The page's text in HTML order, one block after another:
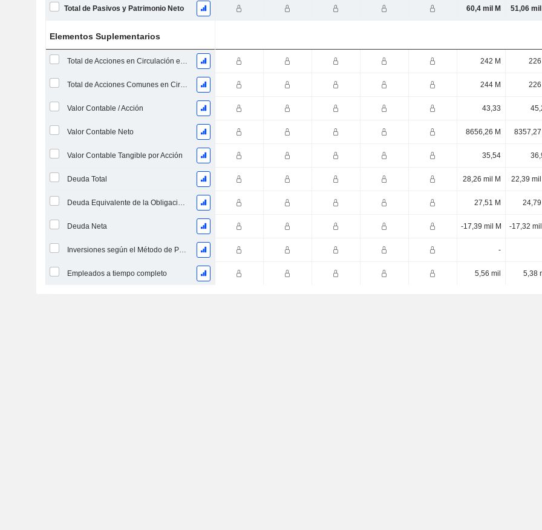
Total de Pasivos y Patrimonio Neto 60,4 mil M 51,06 mil
Elementos Suplementarios
Total de Acciones en Circulación en la Fecha de Presentación 242 M 226
Total de Acciones Comunes en Circulación 244 M 226
Valor Contable / Acción 43,33
Valor Contable Neto 8656,26 M 8357,27
Valor Contable Tangible por Acción 35,54
Deuda Total 28,26 mil M 22,39 mil
Deuda Equivalente de la Obligación de Prestación Proyectada No Financiada 27,51 M 24,79
Deuda Neta -17,39 mil M -17,32
Inversiones según el Método de Participación, Total -
Empleados a tiempo completo 5,56 mil 5,38